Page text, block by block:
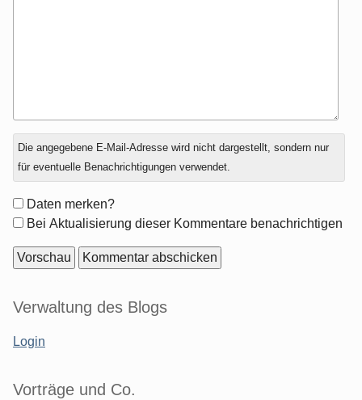
Antwort
zu
Die angegebene E-Mail-Adresse wird nicht dargestellt, sondern nur
für eventuelle Benachrichtigungen verwendet.
Formular-
Optionen
Daten merken?
Bei Aktualisierung dieser Kommentare benachrichtigen
Seitenleiste
Verwaltung des Blogs
Login
Vorträge und Co.